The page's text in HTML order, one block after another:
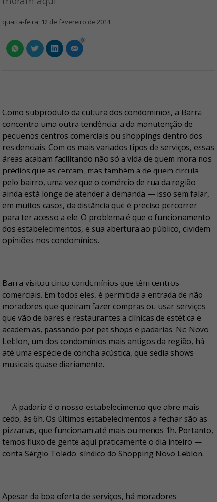
quarta-feira, 12 de fevereiro de 2014
0
Como subproduto da cultura dos condomínios, a Barra
concentra uma outra tendência: a da manutenção de
pequenos centros comerciais ou shoppings dentro dos
residenciais. Com os mais variados tipos de serviços, essas
áreas acabam facilitando não só a vida de quem mora nos
prédios que as cercam, mas também a de quem circula
pelo bairro, uma vez que o comércio de rua da região
ainda está longe de atender à demanda — isso sem falar,
em muitos casos, da distância que é preciso percorrer
para ter acesso a ele. O problema é que o funcionamento
dos estabelecimentos, e sua abertura ao público, dividem
opiniões nos condomínios.
Barra visitou cinco condomínios que têm centros
comerciais. Em todos eles, é permitida a entrada de não
moradores que queiram fazer compras ou usar serviços
que vão de bares e restaurantes a clínicas de estética e
academias, passando por pet shops e padarias. No Novo
Leblon, um dos condomínios mais antigos da região, há
até uma espécie de concha acústica, que sedia shows
musicais quase diariamente.
— A padaria é o nosso estabelecimento que abre mais
cedo, às 6h. Os últimos estabelecimentos a fechar são as
pizzarias, que funcionam até mais ou menos 1h. Portanto,
temos fluxo de gente aqui praticamente o dia inteiro —
conta Sérgio Toledo, síndico do Shopping Novo Leblon.
Apesar da boa oferta de serviços, há moradores